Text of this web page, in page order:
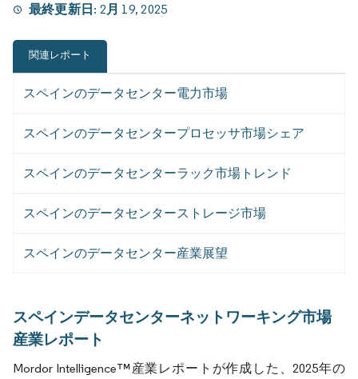
最終更新日: 2月 19, 2025
関連レポート
スペインのデータセンター電力市場
スペインのデータセンタープロセッサ市場シェア
スペインのデータセンターラック市場トレンド
スペインのデータセンターストレージ市場
スペインのデータセンター産業展望
スペインデータセンターネットワーキング市場
産業レポート
Mordor Intelligence™産業レポートが作成した、2025年の